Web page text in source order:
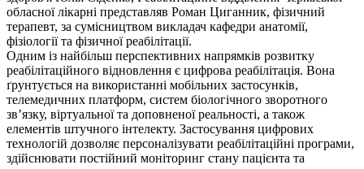
обласної лікарні представляв Роман Циганник, фізичний
терапевт, за сумісництвом викладач кафедри анатомії,
фізіології та фізичної реабілітації.
Одним із найбільш перспективних напрямків розвитку
реабілітаційного відновлення є цифрова реабілітація. Вона
ґрунтується на використанні мобільних застосунків,
телемедичних платформ, систем біологічного зворотного
зв’язку, віртуальної та доповненої реальності, а також
елементів штучного інтелекту. Застосування цифрових
технологій дозволяє персоналізувати реабілітаційні програми,
здійснювати постійний моніторинг стану пацієнта та